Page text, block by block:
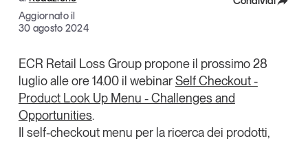
Comunicati stampa
Video
Eventi e formazione
Tutti gli appuntamenti
Aggiornato il
30 agosto 2024
Linkedin
Copia Link
ECR Retail Loss Grouppropone il prossimo28
luglio alle ore 14.00il webinarSelf Checkout -
Product Look Up Menu - Challenges and
Opportunities.
Il self-checkout menu per la ricerca dei prodotti,